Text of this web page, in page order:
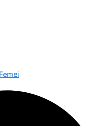
Femei